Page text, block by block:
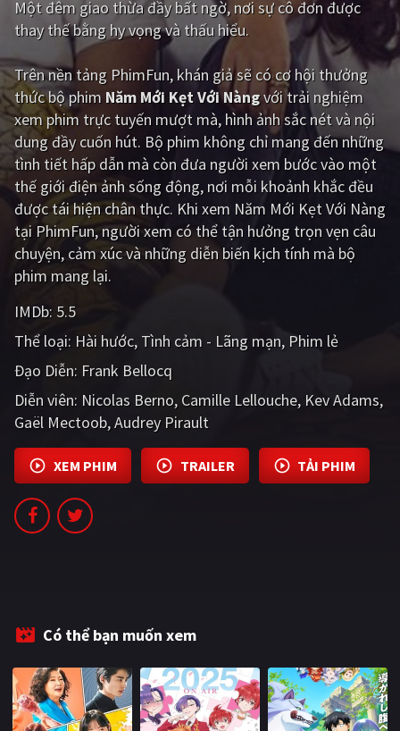
Giật gân Gia đình
Bí ẩn Lịch sử
Viễn Tây Tiểu sử
GameShow DramaTV
QUỐC GIA
Âu - Mỹ Trung Quốc - Hồng Kông
Hàn Quốc Nhật Bản
Tổng hợp
CẬP NHẬT
PHIM MỚI
PHIM BỘ
PHIM LẺ
PHIM CHIẾU RẠP
Một đêm giao thừa đầy bất ngờ, nơi sự cô đơn được
thay thế bằng hy vọng và thấu hiểu.
Trên nền tảng PhimFun, khán giả sẽ có cơ hội thưởng
thức bộ phim Năm Mới Kẹt Với Nàngvới trải nghiệm
xem phim trực tuyến mượt mà, hình ảnh sắc nét và nội
dung đầy cuốn hút. Bộ phim không chỉ mang đến những
tình tiết hấp dẫn mà còn đưa người xem bước vào một
thế giới điện ảnh sống động, nơi mỗi khoảnh khắc đều
được tái hiện chân thực. Khi xem Năm Mới Kẹt Với Nàng
tại PhimFun, người xem có thể tận hưởng trọn vẹn câu
chuyện, cảm xúc và những diễn biến kịch tính mà bộ
phim mang lại.
IMDb: 5.5
Thể loại: Hài hước Tình cảm - Lãng mạn Phim lẻ
Đạo Diễn: Frank Bellocq
Diễn viên: Nicolas Berno Camille Lellouche Kev Adams
Gaël Mectoob Audrey Pirault
XEM PHIM TRAILER TẢI PHIM
Có thể bạn muốn xem